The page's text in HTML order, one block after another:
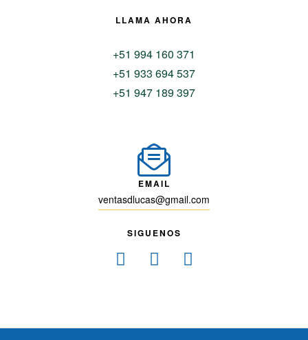
LLAMA AHORA
+51 994 160 371
+51 933 694 537
+51 947 189 397
EMAIL
ventasdlucas@gmail.com
SIGUENOS